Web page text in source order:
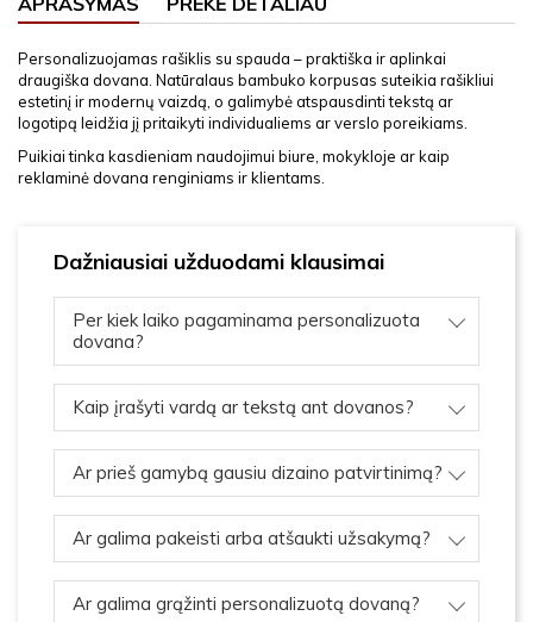
Personalizuojamas rašiklis su spauda – praktiška ir aplinkai
draugiška dovana. Natūralaus bambuko korpusas suteikia rašikliui
estetinį ir modernų vaizdą, o galimybė atspausdinti tekstą ar
logotipą leidžia jį pritaikyti individualiems ar verslo poreikiams.
Puikiai tinka kasdieniam naudojimui biure, mokykloje ar kaip
reklaminė dovana renginiams ir klientams.
Dažniausiai užduodami klausimai
Per kiek laiko pagaminama personalizuota
dovana?
Kaip įrašyti vardą ar tekstą ant dovanos?
Ar prieš gamybą gausiu dizaino patvirtinimą?
Ar galima pakeisti arba atšaukti užsakymą?
Ar galima grąžinti personalizuotą dovaną?